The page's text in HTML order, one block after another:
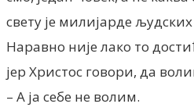
свету је милијарде
Наравно није лако то
јер Христос говори, да
– А ја себе не волим.